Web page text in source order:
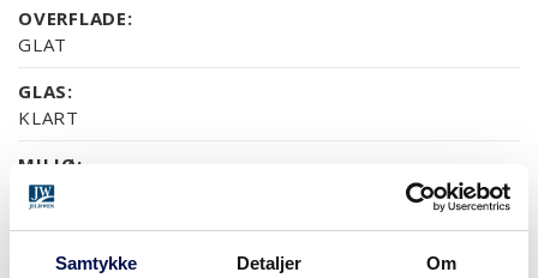
Samtykke Detaljer Om
OVERFLADE:
GLAT
GLAS:
KLART
MILJØ:
PEFC
GARANTI:
5 ÅRS PRODUKTGARANTI